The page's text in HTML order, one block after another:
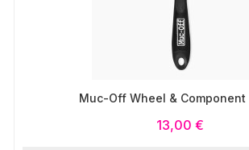
Muc-Off Wheel & Component
13,00 €